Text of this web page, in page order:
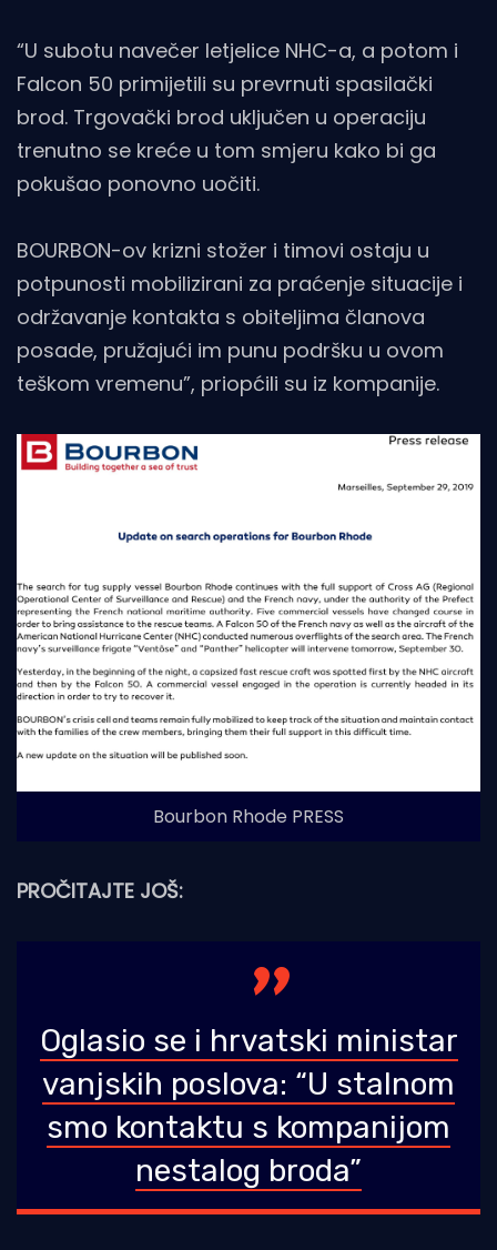
“U subotu navečer letjelice NHC-a, a potom i
Falcon 50 primijetili su prevrnuti spasilački
brod. Trgovački brod uključen u operaciju
trenutno se kreće u tom smjeru kako bi ga
pokušao ponovno uočiti.
BOURBON-ov krizni stožer i timovi ostaju u
potpunosti mobilizirani za praćenje situacije i
održavanje kontakta s obiteljima članova
posade, pružajući im punu podršku u ovom
teškom vremenu”, priopćili su iz kompanije.
Bourbon Rhode PRESS
PROČITAJTE JOŠ:
Oglasio se i hrvatski ministar
vanjskih poslova: “U stalnom
smo kontaktu s kompanijom
nestalog broda”